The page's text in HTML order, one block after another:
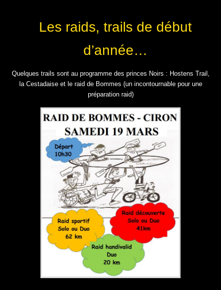
Les raids, trails de début
d’année…
Quelques trails sont au programme des princes Noirs : Hostens Trail,
la Cestadaise et le raid de Bommes (un incontournable pour une
préparation raid)